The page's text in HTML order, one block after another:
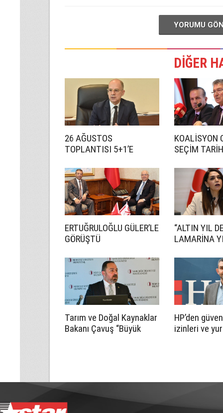
YORUMU
DİĞER
26 AĞUSTOS
TOPLANTISI 5+1’E
KOALİSYON
SEÇİM
ERTUĞRULOĞLU GÜLER’LE
GÖRÜŞTÜ
“ALTIN YIL
LAMARİNA
Tarım ve Doğal Kaynaklar
Bakanı Çavuş “Büyük
HP’den
izinleri ve